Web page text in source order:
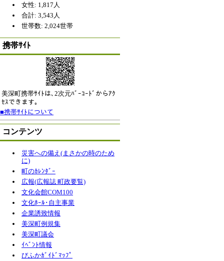
女性: 1,817人
合計: 3,543人
世帯数: 2,024世帯
携帯ｻｲﾄ
美深町携帯ｻｲﾄは､2次元ﾊﾞｰｺｰﾄﾞからｱｸ
ｾｽできます｡
■携帯ｻｲﾄについて
コンテンツ
災害への備え(まさかの時のため
に)
町のｶﾚﾝﾀﾞｰ
広報(広報誌 町政要覧)
文化会館COM100
文化ﾎｰﾙ･自主事業
企業誘致情報
美深町例規集
美深町議会
ｲﾍﾞﾝﾄ情報
びふかｶﾞｲﾄﾞﾏｯﾌﾟ